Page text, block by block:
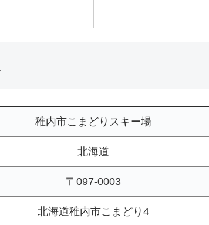
稚内市こまどりスキー場
北海道
〒097-0003
北海道稚内市こまどり4